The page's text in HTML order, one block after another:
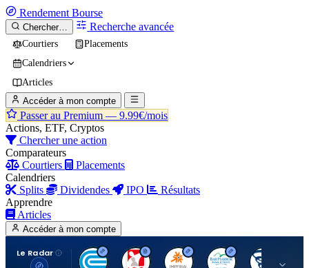
Rendement Bourse
Chercher… Recherche avancée
Courtiers
Placements
Calendriers
Articles
Accéder à mon compte
Passer au Premium — 9.99€/mois
Actions, ETF, Cryptos
Chercher une action
Comparateurs
Courtiers
Placements
Calendriers
Splits
Dividendes IPO
Résultats
Apprendre
Articles
Accéder à mon compte
Le Radar
C L I B B